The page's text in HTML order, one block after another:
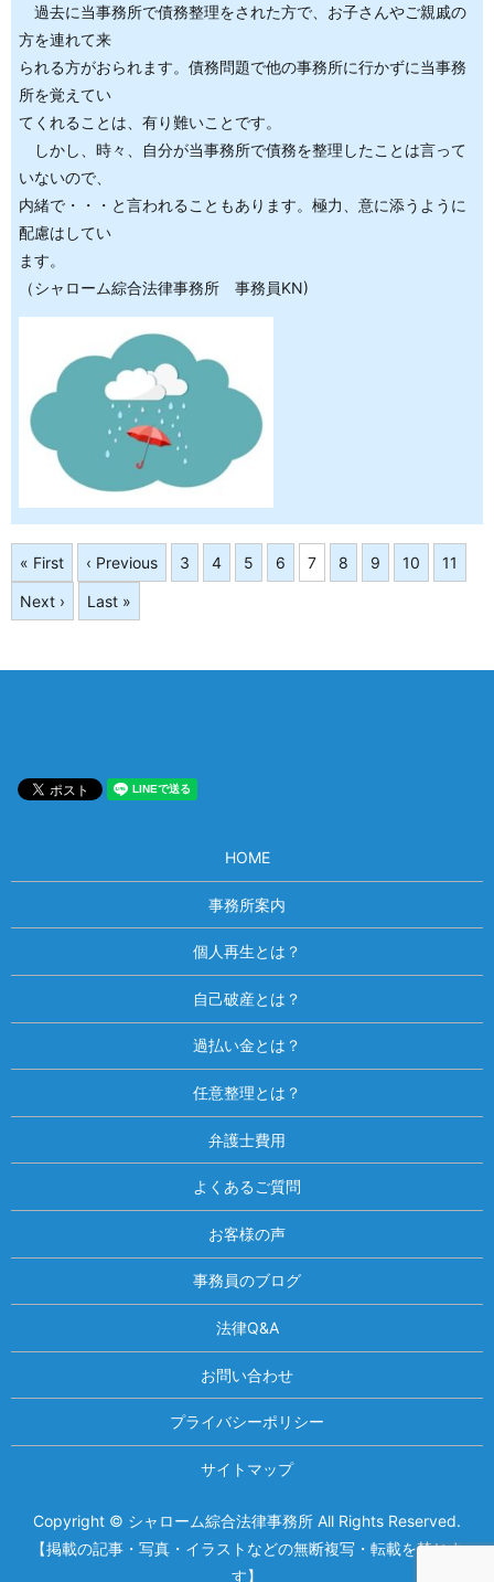
過去に当事務所で債務整理をされた方で、お子さんやご親戚の
方を連れて来
られる方がおられます。債務問題で他の事務所に行かずに当事務
所を覚えてい
てくれることは、有り難いことです。
しかし、時々、自分が当事務所で債務を整理したことは言って
いないので、
内緒で・・・と言われることもあります。極力、意に添うように
配慮はしてい
ます。
（シャローム綜合法律事務所 事務員KN)
« First ‹ Previous 3 4 5 6 7 8 9 10 11
Next › Last »
相談は何度でも無料！
電話受付 9:00~22:00
HOME
事務所案内
個人再生とは？
自己破産とは？
過払い金とは？
任意整理とは？
弁護士費用
よくあるご質問
お客様の声
事務員のブログ
法律Q&A
お問い合わせ
プライバシーポリシー
サイトマップ
Copyright © シャローム綜合法律事務所 All Rights Reserved.
【掲載の記事・写真・イラストなどの無断複写・転載を禁じま
す】